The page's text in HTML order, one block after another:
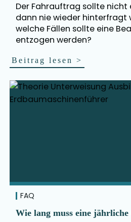
Der Fahrauftrag sollte
dann nie wieder hinterfragt
welche Fällen sollte eine
entzogen werden?
Beitrag lesen>
FAQ
Wie lang muss eine